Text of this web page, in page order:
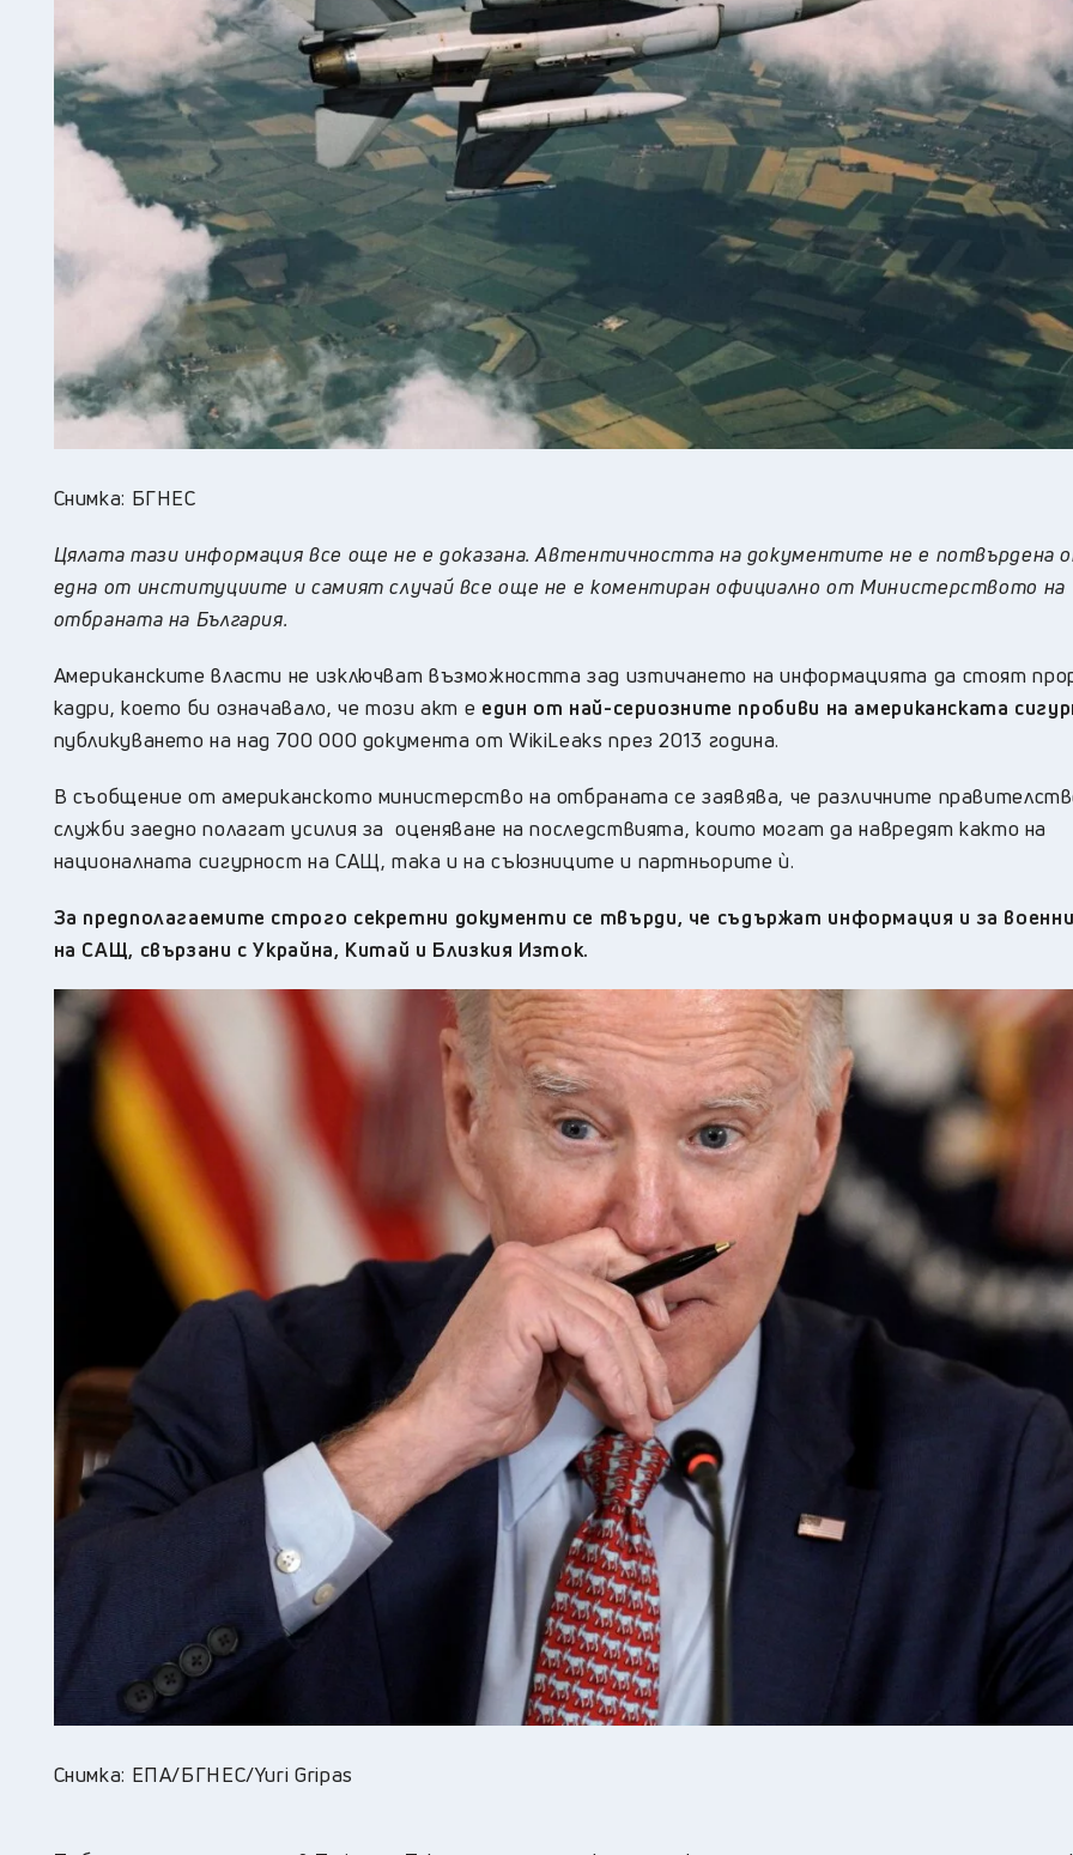
Снимка: БГНЕС
Цялата тази информация все още не е доказана. Автентичността на документите не е потвърдена
една от институциите и самият случай все още не е коментиран официално от Министерството на
отбраната на България.
Американските власти не изключват възможността зад изтичането на информацията да стоят
кадри, което би означавало, че този акт е един от най-сериозните пробиви на американската
публикуването на над 700 000 документа от WikiLeaks през 2013 година.
В съобщение от американското министерство на отбраната се заявява, че различните
служби заедно полагат усилия за оценяване на последствията, които могат да навредят както на
националната сигурност на САЩ, така и на съюзниците и партньорите ѝ.
За предполагаемите строго секретни документи се твърди, че съдържат информация и за
на САЩ, свързани с Украйна, Китай и Близкия Изток.
Снимка: ЕПА/БГНЕС/Yuri Gripas